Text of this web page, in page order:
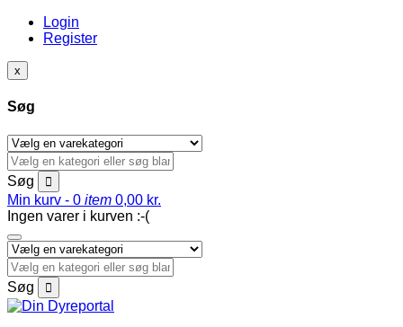
Login
Register
x
Søg
Søg
Min kurv - 0 item 0,00 kr.
Ingen varer i kurven :-(
Søg